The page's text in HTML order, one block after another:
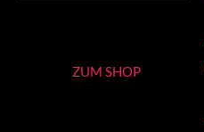
ZUM SHOP